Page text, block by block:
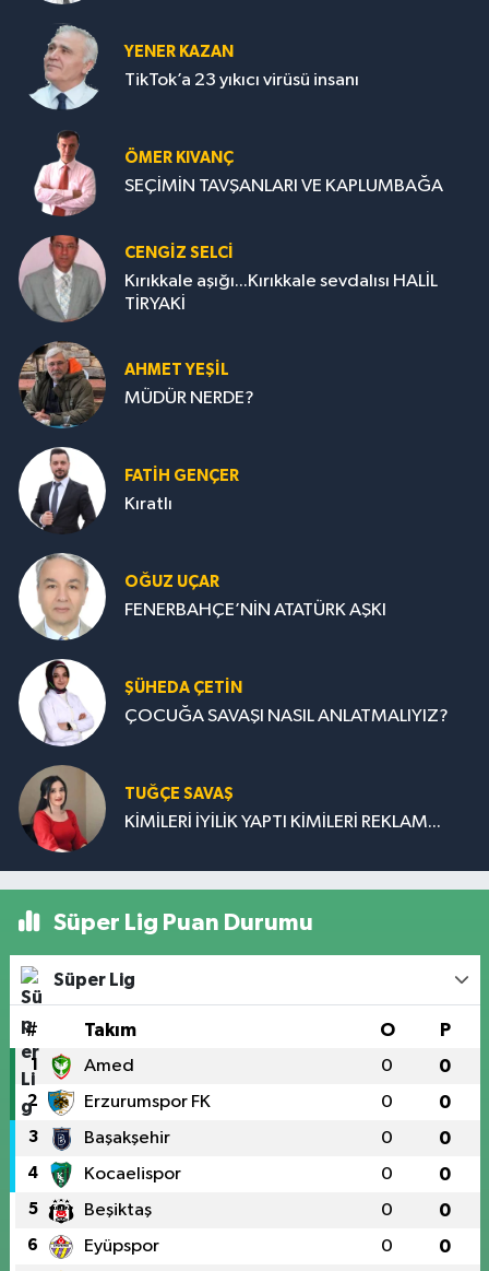
YENER KAZAN
TikTok’a 23 yıkıcı virüsü insanı
ÖMER KIVANÇ
SEÇİMİN TAVŞANLARI VE KAPLUMBAĞA
CENGİZ SELCİ
Kırıkkale aşığı...Kırıkkale sevdalısı HALİL
TİRYAKİ
AHMET YEŞİL
MÜDÜR NERDE?
FATIH GENÇER
Kıratlı
OĞUZ UÇAR
FENERBAHÇE’NİN ATATÜRK AŞKI
ŞÜHEDA ÇETİN
ÇOCUĞA SAVAŞI NASIL ANLATMALIYIZ?
TUĞÇE SAVAŞ
KİMİLERİ İYİLİK YAPTI KİMİLERİ REKLAM...
Süper Lig Puan Durumu
Süper Lig
# Takım O P
1 Amed 0 0
2 Erzurumspor FK 0 0
3 Başakşehir 0 0
4 Kocaelispor 0 0
5 Beşiktaş 0 0
6 Eyüpspor 0 0